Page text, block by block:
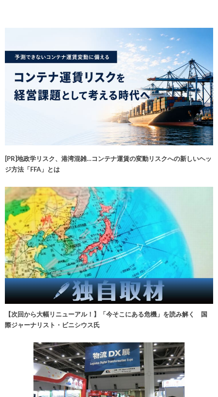
[PR]地政学リスク、港湾混雑…コンテナ運賃の変動リスクへの新しいヘッ
ジ方法「FFA」とは
【次回から大幅リニューアル！】「今そこにある危機」を読み解く 国
際ジャーナリスト・ビニシウス氏